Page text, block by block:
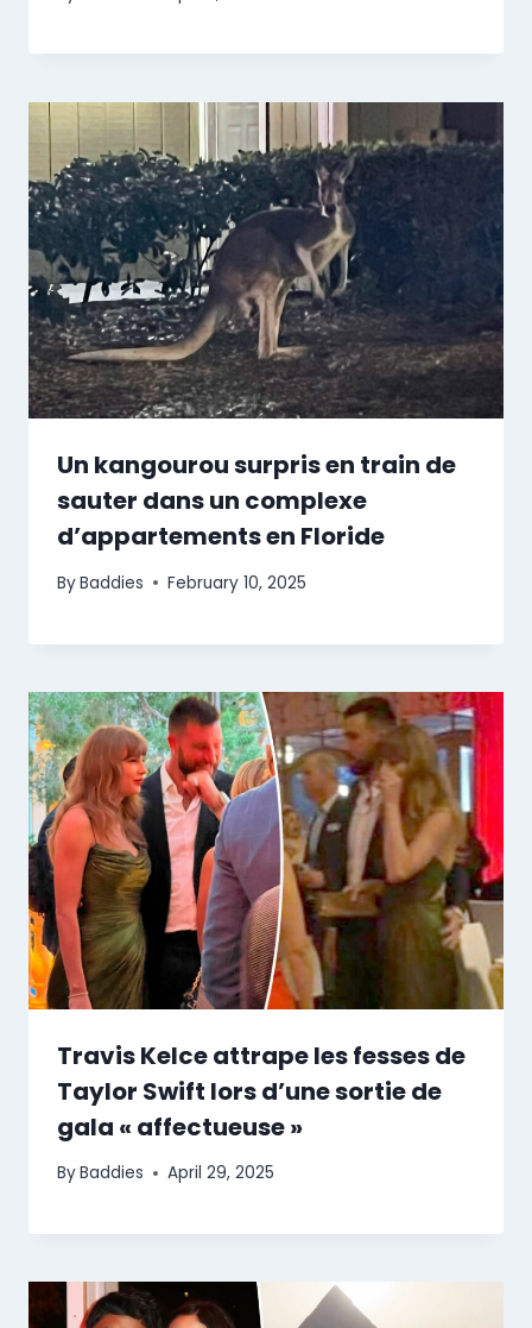
Un kangourou surpris en train de
sauter dans un complexe
d’appartements en Floride
ByBaddies February 10, 2025
Travis Kelce attrape les fesses de
Taylor Swift lors d’une sortie de
gala « affectueuse »
ByBaddies April 29, 2025